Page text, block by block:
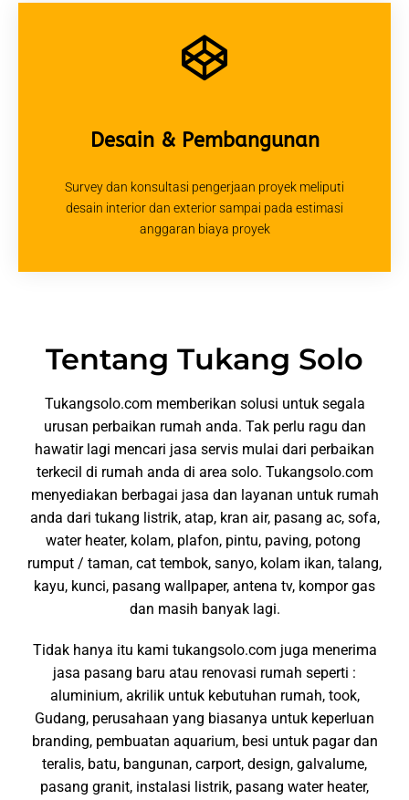
Desain & Pembangunan
Survey dan konsultasi pengerjaan proyek meliputi
desain interior dan exterior sampai pada estimasi
anggaran biaya proyek
Tentang Tukang Solo
Tukangsolo.com memberikan solusi untuk segala
urusan perbaikan rumah anda. Tak perlu ragu dan
hawatir lagi mencari jasa servis mulai dari perbaikan
terkecil di rumah anda di area solo. Tukangsolo.com
menyediakan berbagai jasa dan layanan untuk rumah
anda dari tukang listrik, atap, kran air, pasang ac, sofa,
water heater, kolam, plafon, pintu, paving, potong
rumput / taman, cat tembok, sanyo, kolam ikan, talang,
kayu, kunci, pasang wallpaper, antena tv, kompor gas
dan masih banyak lagi.
Tidak hanya itu kami tukangsolo.com juga menerima
jasa pasang baru atau renovasi rumah seperti :
aluminium, akrilik untuk kebutuhan rumah, took,
Gudang, perusahaan yang biasanya untuk keperluan
branding, pembuatan aquarium, besi untuk pagar dan
teralis, batu, bangunan, carport, design, galvalume,
pasang granit, instalasi listrik, pasang water heater,